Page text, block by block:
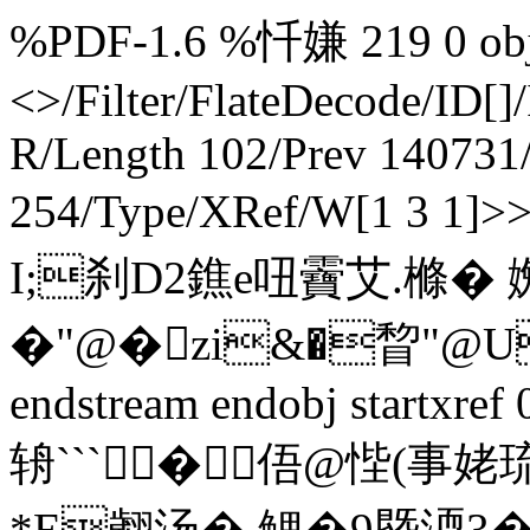
%PDF-1.6 %忏嫌 219 0
<>/Filter/FlateDecode/ID[
R/Length 102/Prev
254/Type/XRef/W[1 3
I;刹D2鐎e吜靌艾.樤� 
�"@�zi&�睝
endstream endobj
辀``` � 俉@悂(事姥琉